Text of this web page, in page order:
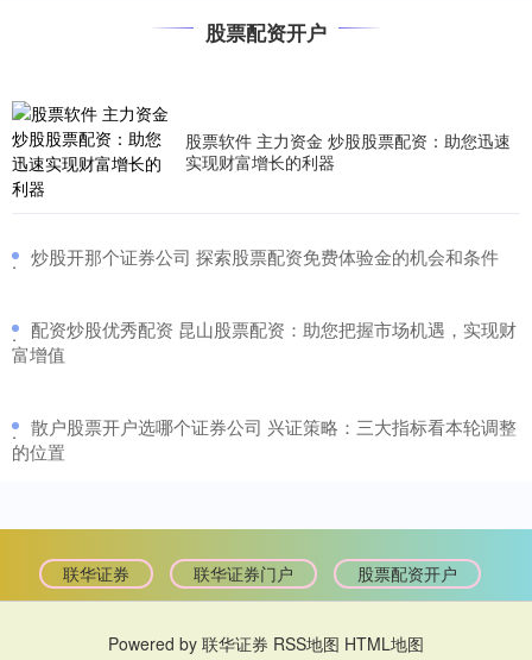
辽阳股票配资公司的优势：如何期货配资 温岭股票配资市场成熟，拥
股票配资开户
股票软件 主力资金 炒股股票配资：助您迅速
实现财富增长的利器
· ​炒股开那个证券公司 探索股票配资免费体验金的机会和条件
· ​配资炒股优秀配资 昆山股票配资：助您把握市场机遇，实现财
富增值
· ​散户股票开户选哪个证券公司 兴证策略：三大指标看本轮调整
的位置
联华证券 联华证券门户 股票配资开户
Powered by 联华证券 RSS地图 HTML地图